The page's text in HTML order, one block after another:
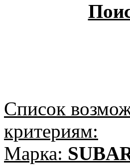
Список
критериям:
Марка: